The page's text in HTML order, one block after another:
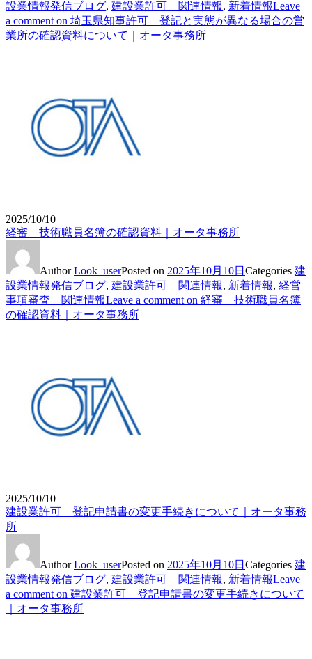
設業情報発信ブログ, 建設業許可 関連情報, 新着情報Leave
a comment on 埼玉県知事許可 登記と実態が異なる場合の営
業所の確認資料について｜オータ事務所
2025/10/10
経審 技術職員名簿の確認資料｜オータ事務所
AuthorLook_userPosted on 2025年10月10日 Categories 建
設業情報発信ブログ, 建設業許可 関連情報, 新着情報, 経営
事項審査 関連情報Leave a comment on 経審 技術職員名簿
の確認資料｜オータ事務所
2025/10/10
建設業許可 登記申請書の変更手続きについて｜オータ事務
所
AuthorLook_userPosted on 2025年10月10日 Categories 建
設業情報発信ブログ, 建設業許可 関連情報, 新着情報Leave
a comment on 建設業許可 登記申請書の変更手続きについて
｜オータ事務所